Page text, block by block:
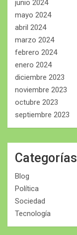
junio 2024
mayo 2024
abril 2024
marzo 2024
febrero 2024
enero 2024
diciembre 2023
noviembre 2023
octubre 2023
septiembre 2023
Categorías
Blog
Política
Sociedad
Tecnología